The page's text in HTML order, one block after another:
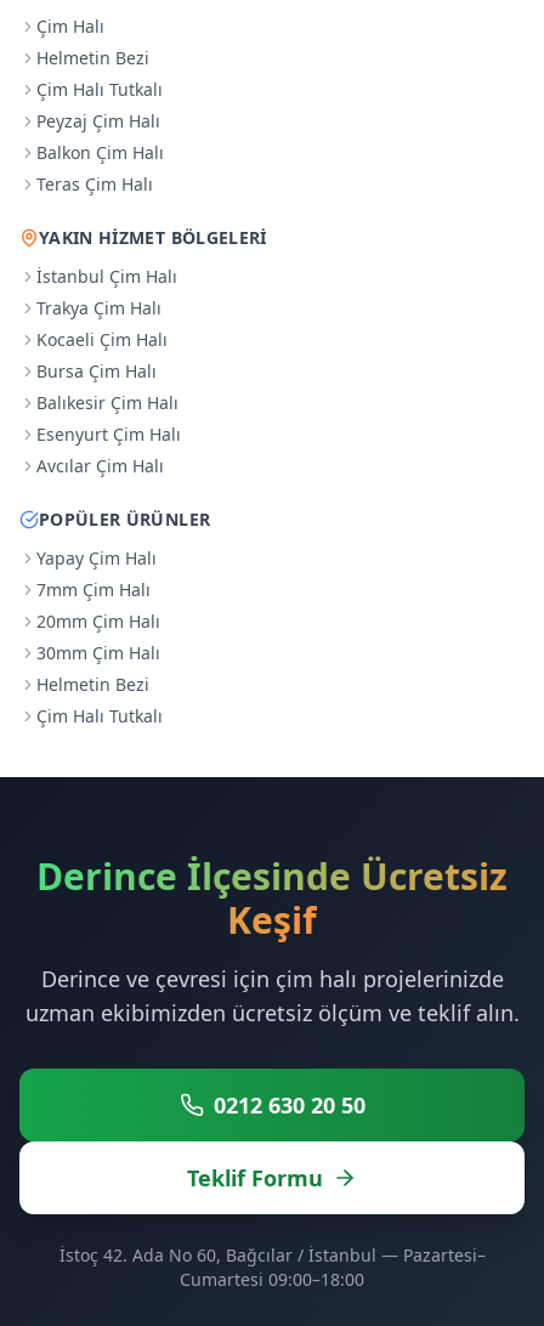
Çim Halı
Helmetin Bezi
Çim Halı Tutkalı
Peyzaj Çim Halı
Balkon Çim Halı
Teras Çim Halı
YAKIN HIZMET BÖLGELERI
İstanbul Çim Halı
Trakya Çim Halı
Kocaeli Çim Halı
Bursa Çim Halı
Balıkesir Çim Halı
Esenyurt Çim Halı
Avcılar Çim Halı
POPÜLER ÜRÜNLER
Yapay Çim Halı
7mm Çim Halı
20mm Çim Halı
30mm Çim Halı
Helmetin Bezi
Çim Halı Tutkalı
Derince İlçesinde Ücretsiz
Keşif
Derince ve çevresi için çim halı projelerinizde
uzman ekibimizden ücretsiz ölçüm ve teklif alın.
0212 630 20 50
Teklif Formu
İstoç 42. Ada No 60, Bağcılar / İstanbul — Pazartesi–
Cumartesi 09:00–18:00